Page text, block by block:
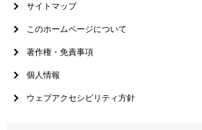
サイトマップ
このホームページについて
著作権・免責事項
個人情報
ウェブアクセシビリティ方針